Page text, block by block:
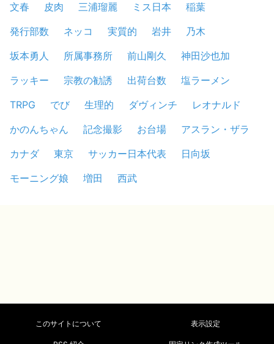
文春
皮肉 三浦瑠麗 ミス日本
稲葉
発行部数
ネッコ 実質的 岩井
乃木
坂本勇人
所属事務所 前山剛久
神田沙也加
ラッキー
宗教の勧誘 出荷台数
塩ラーメン
TRPG
でび 生理的 ダヴィンチ
レオナルド
かのんちゃん
記念撮影 お台場
アスラン・ザラ
カナダ
東京 サッカー日本代表
日向坂
モーニング娘
増田 西武
このサイトについて 表示設定